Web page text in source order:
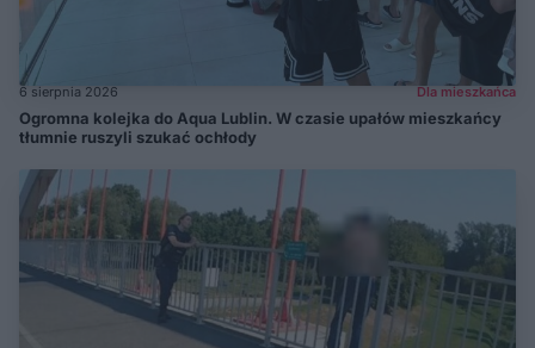
6 sierpnia 2026 Dla mieszkańca
Ogromna kolejka do Aqua Lublin. W czasie upałów mieszkańcy
tłumnie ruszyli szukać ochłody